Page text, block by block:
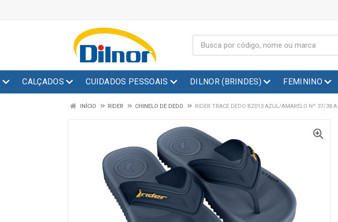
CALÇADOS CUIDADOS PESSOAIS DILNOR (BRINDES) FEMININO
INÍCIO RIDER CHINELO DE DEDO RIDER TRACE DEDO BZ013 AZUL/AMARELO Nº 37/38